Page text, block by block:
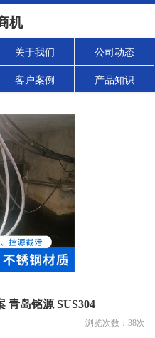
机
关于我们 公司动态
客户案例 产品知识
青岛铭源 SUS304
浏览次数： 38次